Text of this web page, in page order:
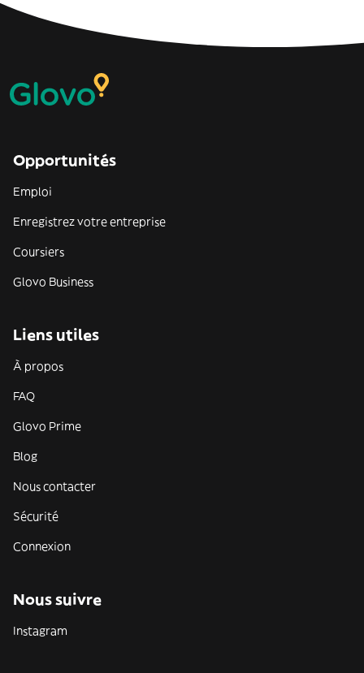
Opportunités
Emploi
Enregistrez votre entreprise
Coursiers
Glovo Business
Liens utiles
À propos
FAQ
Glovo Prime
Blog
Nous contacter
Sécurité
Connexion
Nous suivre
Instagram